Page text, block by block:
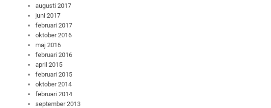
augusti 2017
juni 2017
februari 2017
oktober 2016
maj 2016
februari 2016
april 2015
februari 2015
oktober 2014
februari 2014
september 2013